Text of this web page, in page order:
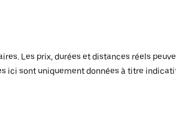
Les prix, durées et distances réels
ici sont uniquement données à titre